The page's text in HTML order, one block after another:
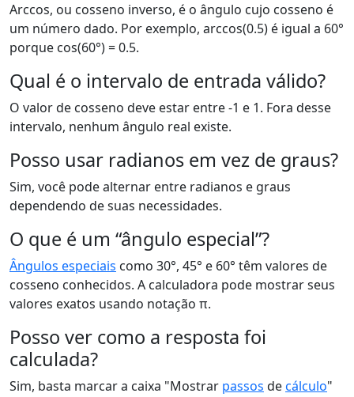
Arccos, ou cosseno inverso, é o ângulo cujo cosseno é
um número dado. Por exemplo, arccos(0.5) é igual a 60°
porque cos(60°) = 0.5.
Qual é o intervalo de entrada válido?
O valor de cosseno deve estar entre -1 e 1. Fora desse
intervalo, nenhum ângulo real existe.
Posso usar radianos em vez de graus?
Sim, você pode alternar entre radianos e graus
dependendo de suas necessidades.
O que é um “ângulo especial”?
Ângulos especiais como 30°, 45° e 60° têm valores de
cosseno conhecidos. A calculadora pode mostrar seus
valores exatos usando notação π.
Posso ver como a resposta foi
calculada?
Sim, basta marcar a caixa "Mostrar passos decálculo"